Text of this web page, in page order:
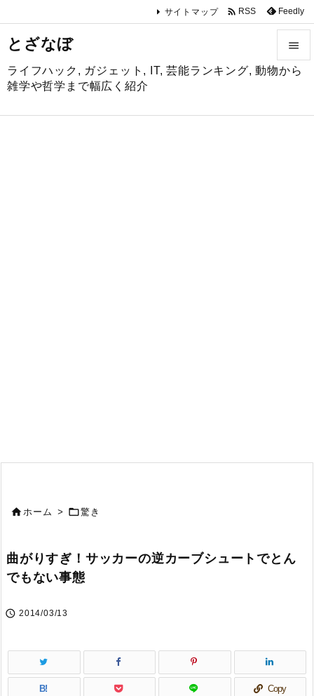
とざなぼ
ライフハック, ガジェット, IT, 芸能ランキング, 動物から
雑学や哲学まで幅広く紹介



サイトマップ  RSS Feedly
ホーム > 驚き
曲がりすぎ！サッカーの逆カーブシュートでとん
でもない事態
 2014/03/13
B! Copy